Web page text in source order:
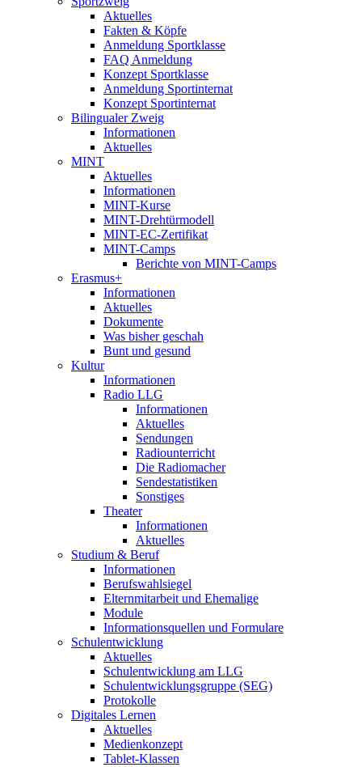
Aktuelles
Fakten & Köpfe
Anmeldung Sportklasse
FAQ Anmeldung
Konzept Sportklasse
Anmeldung Sportinternat
Konzept Sportinternat
Bilingualer Zweig
Informationen
Aktuelles
MINT
Aktuelles
Informationen
MINT-Kurse
MINT-Drehtürmodell
MINT-EC-Zertifikat
MINT-Camps
Berichte von MINT-Camps
Erasmus+
Informationen
Aktuelles
Dokumente
Was bisher geschah
Bunt und gesund
Kultur
Informationen
Radio LLG
Informationen
Aktuelles
Sendungen
Radiounterricht
Die Radiomacher
Sendestatistiken
Sonstiges
Theater
Informationen
Aktuelles
Studium & Beruf
Informationen
Berufswahlsiegel
Elternmitarbeit und Ehemalige
Module
Informationsquellen und Formulare
Schulentwicklung
Aktuelles
Schulentwicklung am LLG
Schulentwicklungsgruppe (SEG)
Protokolle
Digitales Lernen
Aktuelles
Medienkonzept
Tablet-Klassen